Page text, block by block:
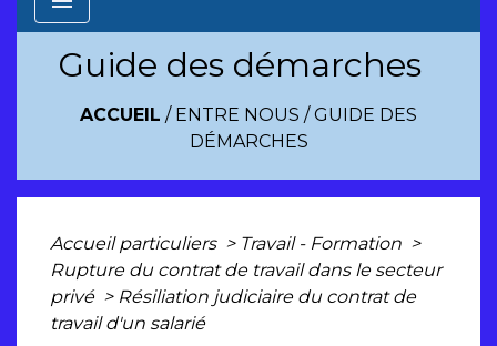
Guide des démarches
ACCUEIL / ENTRE NOUS /GUIDE DES
DÉMARCHES
Accueil particuliers > Travail - Formation >
Rupture du contrat de travail dans le secteur
privé > Résiliation judiciaire du contrat de
travail d'un salarié